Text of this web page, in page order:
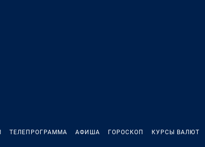
ТЕЛЕПРОГРАММА АФИША ГОРОСКОП КУРСЫ ВАЛЮТ